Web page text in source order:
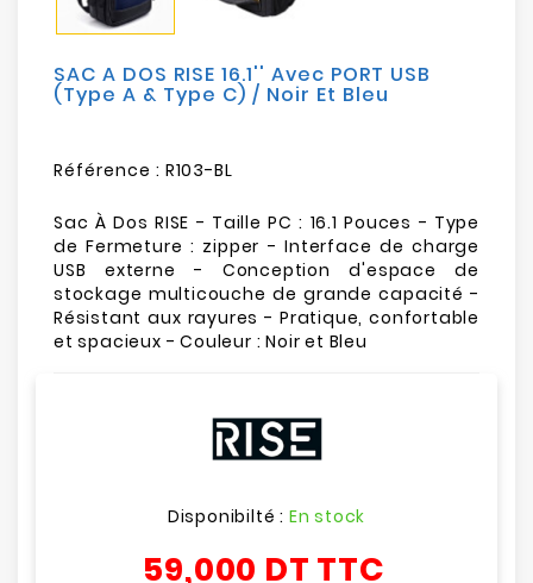
Loisirs
SAC A DOS RISE 16.1'' Avec PORT USB
(Type A & Type C) / Noir Et Bleu
Référence : R103-BL
Sac À Dos RISE - Taille PC : 16.1 Pouces - Type
de Fermeture : zipper - Interface de charge
USB externe - Conception d'espace de
stockage multicouche de grande capacité -
Résistant aux rayures - Pratique, confortable
et spacieux - Couleur : Noir et Bleu
Disponibilté : En stock
59,000 DT TTC